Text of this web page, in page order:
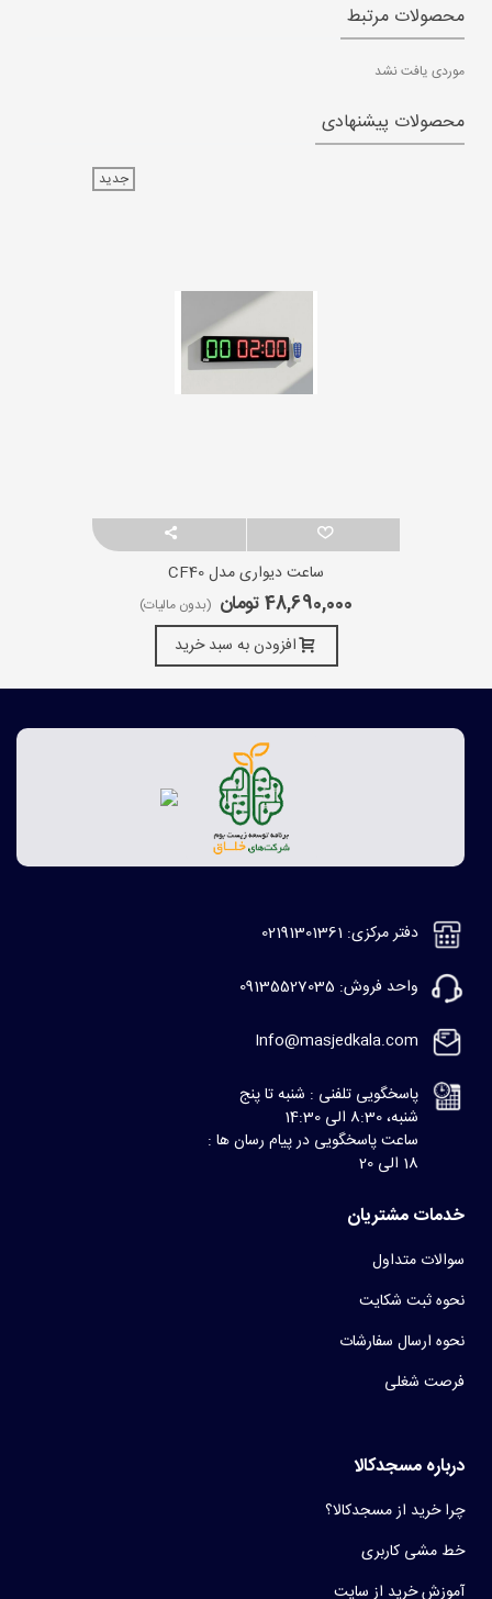
محصولات مرتبط
موردی یافت نشد
محصولات پیشنهادی
جدید
ساعت دیواری مدل CF40
48,690,000 تومان (بدون مالیات)
افزودن به سبد خرید
دفتر مرکزی: 02191301361
واحد فروش: 09135527035
Info@masjedkala.com
پاسخگویی تلفنی : شنبه تا پنج
شنبه، 8:30 الی 14:30
ساعت پاسخگویی در پیام رسان ها :
18 الی 20
خدمات مشتریان
سوالات متداول
نحوه ثبت شکایت
نحوه ارسال سفارشات
فرصت شغلی
درباره مسجدکالا
چرا خرید از مسجدکالا؟
خط مشی کاربری
آموزش خرید از سایت